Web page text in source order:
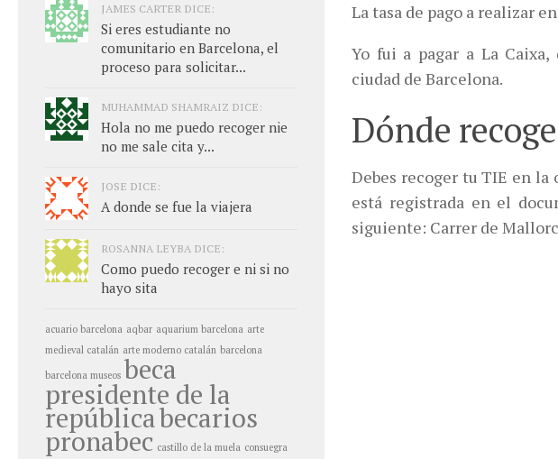
La tasa de pago a realizar
Yo fui a pagar a La
ciudad de Barcelona.
Dónde
Debes recoger tu TIE en
está registrada en el
siguiente: Carrer de
JAMES CARTER DICE:
Si eres estudiante no
comunitario en Barcelona, el
proceso para solicitar...
MUHAMMAD SHAMRAIZ DICE:
Hola no me puedo recoger nie
no me sale cita y...
JOSE DICE:
A donde se fue la viajera
ROSANNA LEYBA DICE:
Como puedo recoger e ni si no
hayo sita
acuario barcelona aqbar aquarium barcelona arte
medieval catalán arte moderno catalán barcelona
barcelona museos beca
presidente de la
repúblicabecarios
pronabec castillo de la muela consuegra